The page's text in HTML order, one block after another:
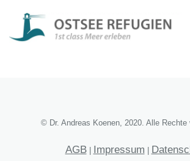
© Dr. Andreas Koenen, 2020. Alle Rechte
AGB| Impressum